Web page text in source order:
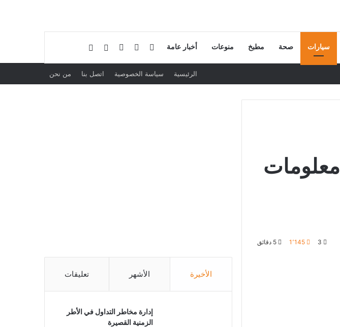
سيارات صحة مطبخ منوعات أخبار عامة فيسبوكلينكدإن إضافة عمود جانبي
الرئيسية سياسة الخصوصية اتصل بنا من نحن
اسعار عربيات كيا سيراتو؛ وأهم 6 معلومات
3 1٬145
الأخيرة الأشهر تعليقات
إدارة مخاطر التداول في الأطر
الزمنية القصيرة